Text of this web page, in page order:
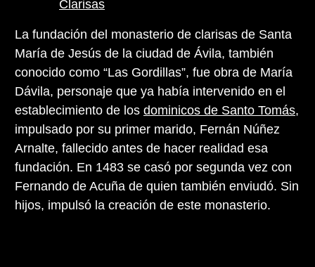
Clarisas
La fundación del monasterio de clarisas de Santa
María de Jesús de la ciudad de Ávila, también
conocido como “Las Gordillas”, fue obra de María
Dávila, personaje que ya había intervenido en el
establecimiento de los dominicos de Santo Tomás,
impulsado por su primer marido, Fernán Núñez
Arnalte, fallecido antes de hacer realidad esa
fundación. En 1483 se casó por segunda vez con
Fernando de Acuña de quien también enviudó. Sin
hijos, impulsó la creación de este monasterio.